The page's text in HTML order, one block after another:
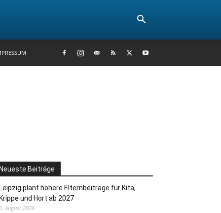
Beiträge
plant höhere Elternbeiträge für Kita,
und Hort ab 2027
August 2026